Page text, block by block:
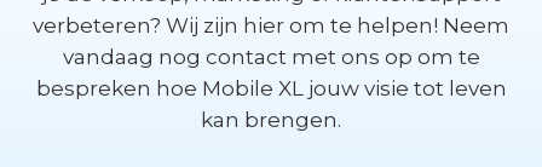
verbeteren? Wij zijn hier om te helpen! Neem
vandaag nog contact met ons op om te
bespreken hoe Mobile XL jouw visie tot leven
kan brengen.